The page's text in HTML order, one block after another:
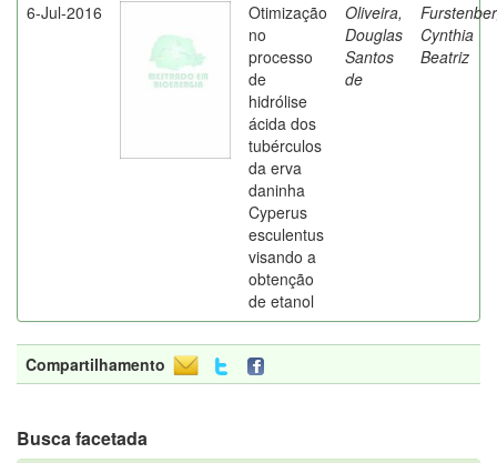
6-Jul-2016
Otimização
no
processo
de
hidrólise
ácida dos
tubérculos
da erva
daninha
Cyperus
esculentus
visando a
obtenção
de etanol
Oliveira,
Douglas
Santos
de
Cynthia
Beatriz
Compartilhamento
Busca facetada